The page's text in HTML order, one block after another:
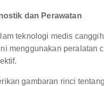
dan Perawatan
teknologi medis
menggunakan peralatan
gambaran rinci